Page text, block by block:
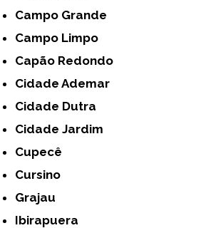
Campo Grande
Campo Limpo
Capão Redondo
Cidade Ademar
Cidade Dutra
Cidade Jardim
Cupecê
Cursino
Grajau
Ibirapuera